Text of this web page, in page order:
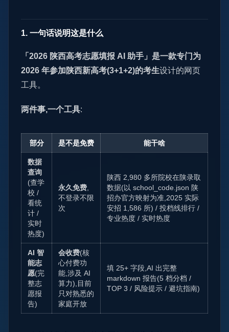
1. 一句话说明这是什么
「2026 陕西高考志愿填报 AI 助手」是一款专门为
2026 年参加陕西新高考(3+1+2)的考生设计的网页
工具。
两件事,一个工具:
部分 是不是免费 能干啥
数据
查询
(查学
校 /
看统
计 /
实时
热度)
永久免费
不登录不限
次
陕西 2,980 多所院校在陕录取
数据(以 school_code.json 陕
招办官方映射为准,2025 实际
安招 1,586 所) / 投档线排行 /
专业热度 / 实时热度
AI 智
能志
愿(完
整志
愿报
告)
会收费(核
心付费功
能,涉及 AI
算力),目前
只对熟悉的
家庭开放
填 25+ 字段,AI 出完整
markdown 报告(5 档分档 /
TOP 3 / 风险提示 / 避坑指南)